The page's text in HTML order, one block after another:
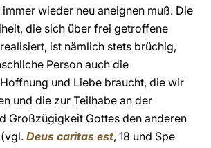
wieder neu aneignen muß. Die
die sich über frei getroffene
ist nämlich stets brüchig,
Person auch die
und Liebe braucht, die wir
und die zur Teilhabe an der
Großzügigkeit Gottes den anderen
Deus caritas est, 18 und Spe